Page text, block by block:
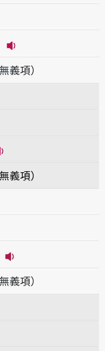
播放音讀tē-miâ/
義項）
義項）
播放音讀Thài-pîng-
義項）